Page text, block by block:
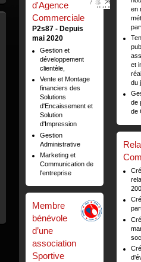
d'Agence
Commerciale
P2s87
Depuis
mai 2020
Gestion et
développement
clientèle,
Vente et Montage
financiers des
Solutions
d'Encaissement et
Solution
d'Impression
Gestion
Administrative
Marketing et
Communication de
l'entreprise
Membre
bénévole
d’une
association
Sportive
en
et
du
de
de